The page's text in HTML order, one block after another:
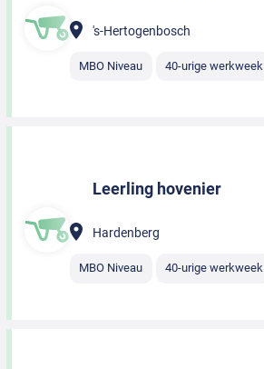
's-Hertogenbosch
MBO Niveau 40-urige werkweek
Leerling hovenier
Hardenberg
MBO Niveau 40-urige werkweek